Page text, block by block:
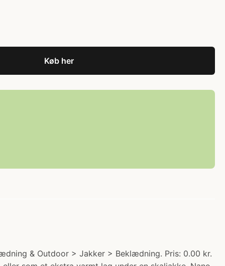
Køb her
& Outdoor > Jakker > Beklædning. Pris: 0.00 kr.